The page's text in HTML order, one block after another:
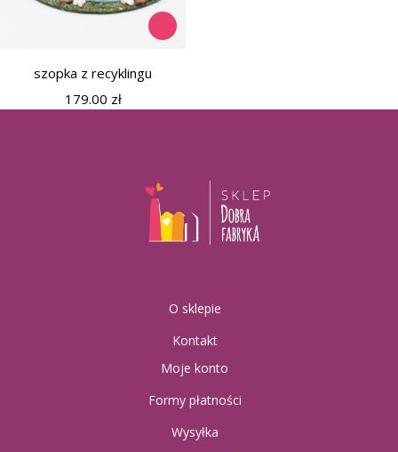
szopka z recyklingu
179.00 zł
O sklepie
Kontakt
Moje konto
Formy płatności
Wysyłka